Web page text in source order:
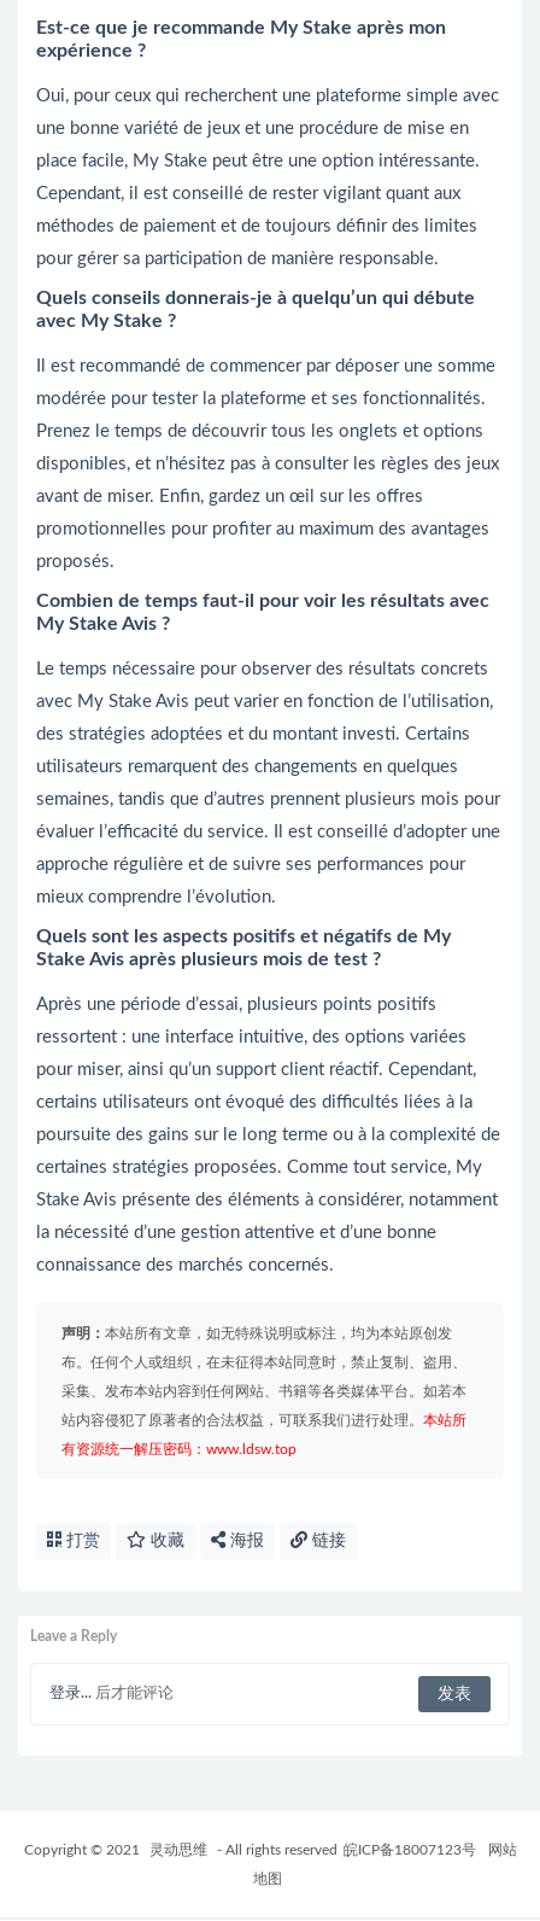
Est-ce que je recommande My Stake après mon
expérience ?
Oui, pour ceux qui recherchent une plateforme simple avec
une bonne variété de jeux et une procédure de mise en
place facile, My Stake peut être une option intéressante.
Cependant, il est conseillé de rester vigilant quant aux
méthodes de paiement et de toujours définir des limites
pour gérer sa participation de manière responsable.
Quels conseils donnerais-je à quelqu’un qui débute
avec My Stake ?
Il est recommandé de commencer par déposer une somme
modérée pour tester la plateforme et ses fonctionnalités.
Prenez le temps de découvrir tous les onglets et options
disponibles, et n’hésitez pas à consulter les règles des jeux
avant de miser. Enfin, gardez un œil sur les offres
promotionnelles pour profiter au maximum des avantages
proposés.
Combien de temps faut-il pour voir les résultats avec
My Stake Avis ?
Le temps nécessaire pour observer des résultats concrets
avec My Stake Avis peut varier en fonction de l’utilisation,
des stratégies adoptées et du montant investi. Certains
utilisateurs remarquent des changements en quelques
semaines, tandis que d’autres prennent plusieurs mois pour
évaluer l’efficacité du service. Il est conseillé d’adopter une
approche régulière et de suivre ses performances pour
mieux comprendre l’évolution.
Quels sont les aspects positifs et négatifs de My
Stake Avis après plusieurs mois de test ?
Après une période d’essai, plusieurs points positifs
ressortent : une interface intuitive, des options variées
pour miser, ainsi qu’un support client réactif. Cependant,
certains utilisateurs ont évoqué des difficultés liées à la
poursuite des gains sur le long terme ou à la complexité de
certaines stratégies proposées. Comme tout service, My
Stake Avis présente des éléments à considérer, notamment
la nécessité d’une gestion attentive et d’une bonne
connaissance des marchés concernés.
声明： 本站所有文章，如无特殊说明或标注，均为本站原创发
布。任何个人或组织，在未征得本站同意时，禁止复制、盗用、
采集、发布本站内容到任何网站、书籍等各类媒体平台。如若本
站内容侵犯了原著者的合法权益，可联系我们进行处理。 本站所
有资源统一解压密码：www.ldsw.top
打赏 收藏 海报 链接
Leave a Reply
登录... 后才能评论
Copyright © 2021 灵动思维 - All rights reserved 皖ICP备18007123号
网站
地图